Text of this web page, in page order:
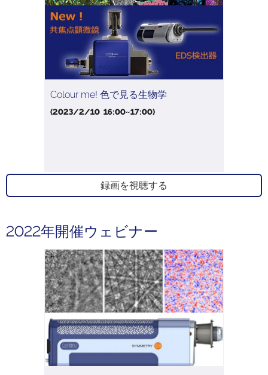
Colour me! 色で見る生物学
(2023/2/10 16:00~17:00)
録画を視聴する
2022年開催ウェビナー